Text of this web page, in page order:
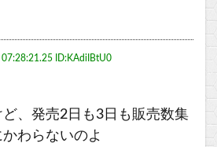
ID:KAdiIBtU0
、発売2日も3日も販売数集
わらないのよ